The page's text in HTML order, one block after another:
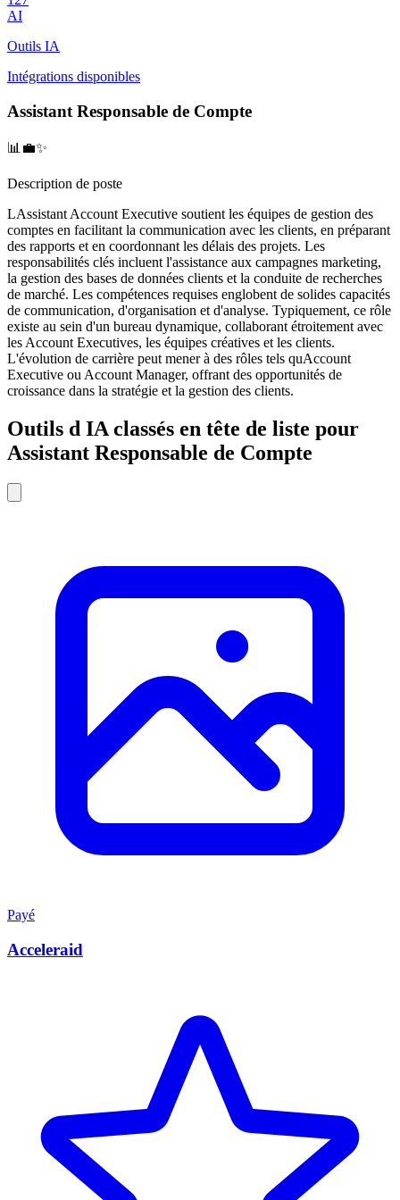
AI
Outils IA
Intégrations disponibles
Assistant Responsable de Compte
📊💼✨
Description de poste
LAssistant Account Executive soutient les équipes de gestion des
comptes en facilitant la communication avec les clients, en préparant
des rapports et en coordonnant les délais des projets. Les
responsabilités clés incluent l'assistance aux campagnes marketing,
la gestion des bases de données clients et la conduite de recherches
de marché. Les compétences requises englobent de solides capacités
de communication, d'organisation et d'analyse. Typiquement, ce rôle
existe au sein d'un bureau dynamique, collaborant étroitement avec
les Account Executives, les équipes créatives et les clients.
L'évolution de carrière peut mener à des rôles tels quAccount
Executive ou Account Manager, offrant des opportunités de
croissance dans la stratégie et la gestion des clients.
Outils d IA classés en tête de liste pour
Assistant Responsable de Compte
Payé
Acceleraid